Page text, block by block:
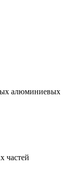
алюминиевых
частей